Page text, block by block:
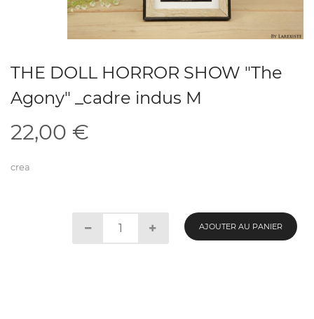
THE DOLL HORROR SHOW "The
Agony" _cadre indus M
22,00 €
crea
AJOUTER AU PANIER